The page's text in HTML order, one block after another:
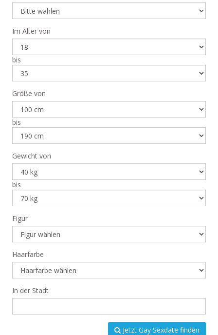
Im Alter von
bis
Größe von
bis
Gewicht von
bis
Figur
Haarfarbe
In der Stadt
Jetzt Gay Sexdate finden